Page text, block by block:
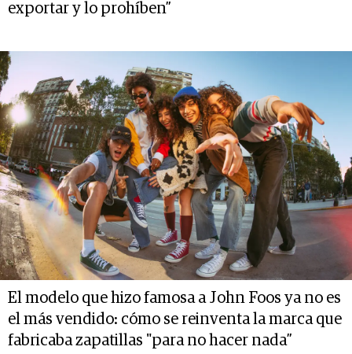
exportar y lo prohíben”
El modelo que hizo famosa a John Foos ya no es
el más vendido: cómo se reinventa la marca que
fabricaba zapatillas "para no hacer nada”